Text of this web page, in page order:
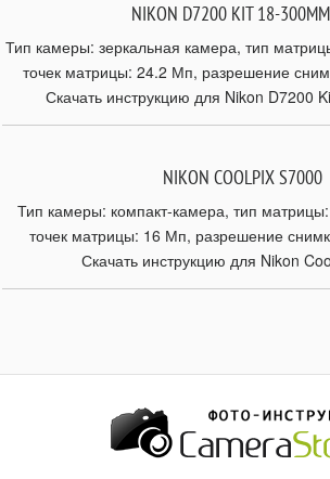
NIKON D7200 KIT 18-
Тип камеры: зеркальная камера, тип
точек матрицы: 24.2 Мп, разрешение
Скачать инструкцию для Nikon D7200
NIKON COOLPIX S7000
Тип камеры: компакт-камера, тип
точек матрицы: 16 Мп, разрешение
Скачать инструкцию для Nikon